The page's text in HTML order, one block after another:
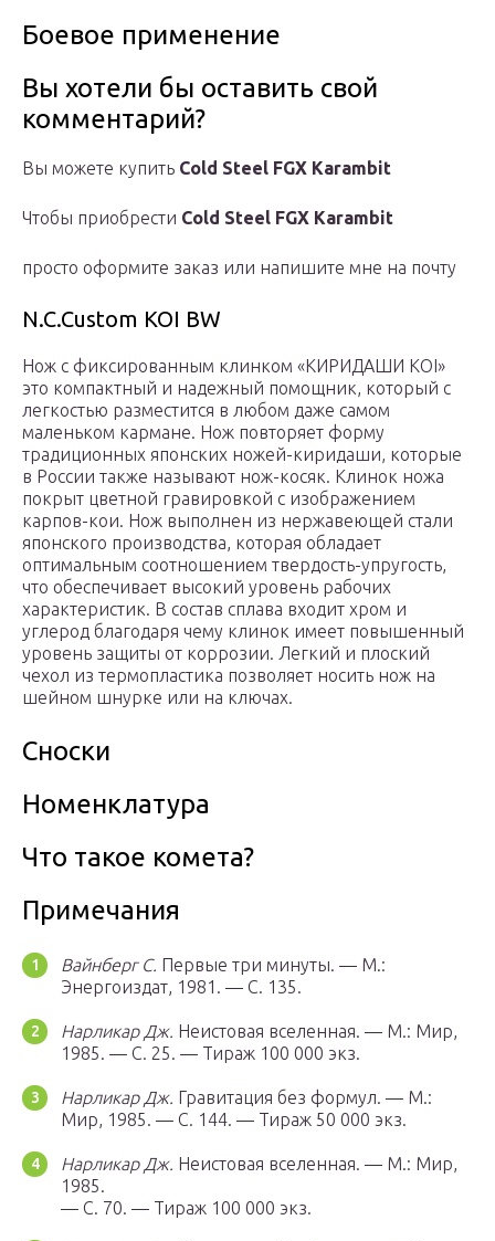
Боевое применение
Вы хотели бы оставить свой
комментарий?
Вы можете купить Cold Steel FGX Karambit
Чтобы приобрести Cold Steel FGX Karambit
просто оформите заказ или напишите мне на почту
N.C.Custom KOI BW
Нож с фиксированным клинком «КИРИДАШИ KOI»
это компактный и надежный помощник, который с
легкостью разместится в любом даже самом
маленьком кармане. Нож повторяет форму
традиционных японских ножей-киридаши, которые
в России также называют нож-косяк. Клинок ножа
покрыт цветной гравировкой с изображением
карпов-кои. Нож выполнен из нержавеющей стали
японского производства, которая обладает
оптимальным соотношением твердость-упругость,
что обеспечивает высокий уровень рабочих
характеристик. В состав сплава входит хром и
углерод благодаря чему клинок имеет повышенный
уровень защиты от коррозии. Легкий и плоский
чехол из термопластика позволяет носить нож на
шейном шнурке или на ключах.
Сноски
Номенклатура
Что такое комета?
Примечания
Вайнберг С. Первые три минуты. — М.:
Энергоиздат, 1981. — С. 135.
Нарликар Дж. Неистовая вселенная. — М.: Мир,
1985. — С. 25. — Тираж 100 000 экз.
Нарликар Дж. Гравитация без формул. — М.:
Мир, 1985. — С. 144. — Тираж 50 000 экз.
Нарликар Дж. Неистовая вселенная. — М.: Мир,
1985.
— С. 70. — Тираж 100 000 экз.